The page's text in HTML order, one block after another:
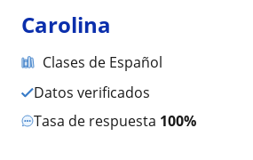
Carolina
Clases de Español
Datos verificados
Tasa de respuesta 100%